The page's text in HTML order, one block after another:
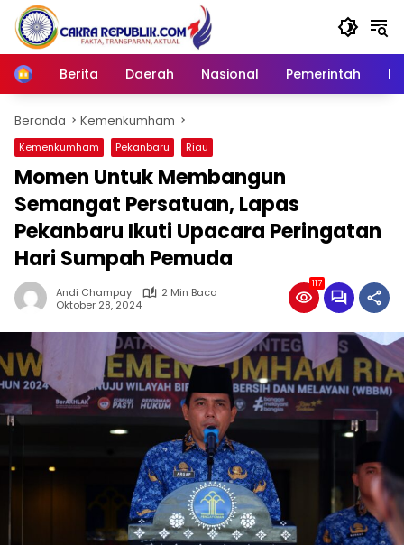
Langsung
konten
Home
Berita Daerah Nasional Pemerintah
Beranda Kemenkumham
Kemenkumham Pekanbaru Riau
Momen Untuk Membangun
Semangat Persatuan, Lapas
Pekanbaru Ikuti Upacara Peringatan
Hari Sumpah Pemuda
Andi Champay
2 Min Baca
Oktober 28, 2024
117